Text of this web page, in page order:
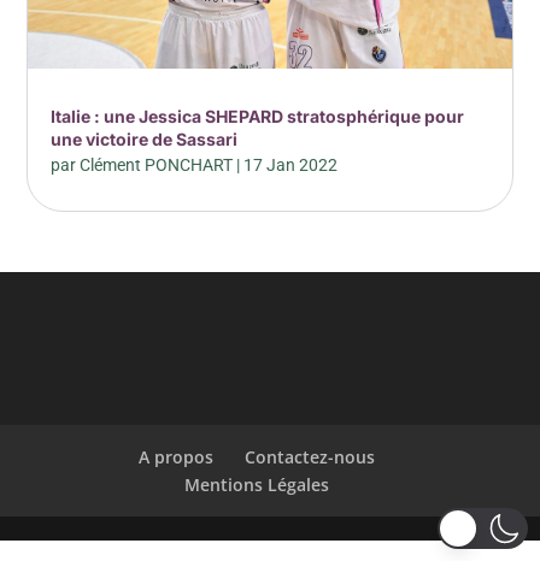
Italie : une Jessica SHEPARD stratosphérique pour
une victoire de Sassari
parClément PONCHART | 17 Jan 2022
A propos
Contactez-nous
Mentions Légales